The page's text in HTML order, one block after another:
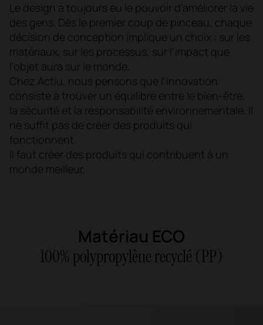
Le design a toujours eu le pouvoir d'améliorer la vie
des gens. Dès le premier coup de pinceau, chaque
décision de conception implique un choix : sur les
matériaux, sur les processus, sur l'impact que
l'objet aura sur le monde.
Chez Actiu, nous pensons que l'innovation
consiste à trouver un équilibre entre le bien-être,
la sécurité et la responsabilité environnementale. Il
ne suffit pas de créer des produits qui
fonctionnent.
Il faut créer des produits qui contribuent à un
monde meilleur.
Matériau ECO
100% polypropylène recyclé (PP)